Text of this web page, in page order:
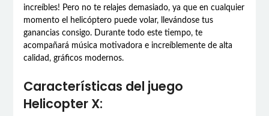
increíbles! Pero no te relajes demasiado, ya que en cualquier
momento el helicóptero puede volar, llevándose tus
ganancias consigo. Durante todo este tiempo, te
acompañará música motivadora e increíblemente de alta
calidad, gráficos modernos.
Características del juego
Helicopter X: